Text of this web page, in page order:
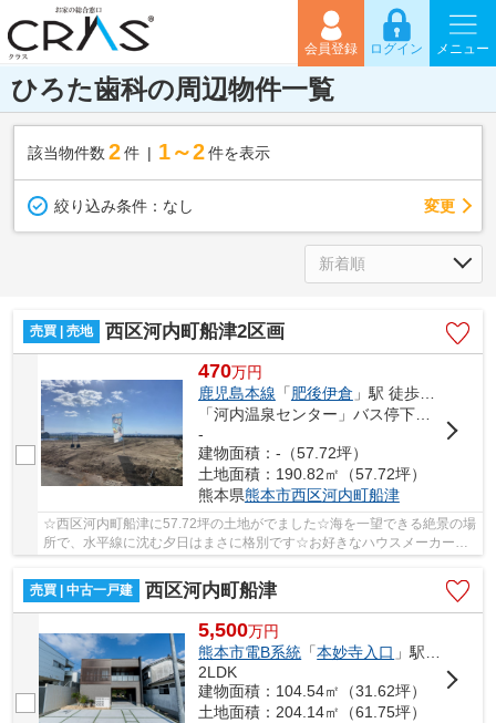
会員登録 ログイン メニュー
ひろた歯科の周辺物件一覧
該当物件数 2件 1～2 件を表示
絞り込み条件： なし 変更
売買 | 売地 西区河内町船津2区画
470万円
鹿児島本線 「肥後伊倉 」駅 徒歩99分
「河内温泉センター」バス停下車 徒歩4分
-
建物面積：-（57.72坪）
土地面積：190.82㎡（57.72坪）
熊本県熊本市西区河内町船津
☆西区河内町船津に57.72坪の土地がでました☆海を一望できる絶景の場
所で、水平線に沈む夕日はまさに格別です☆お好きなハウスメーカーで
売買 | 中古一戸建
西区河内町船津
5,500万円
熊本市電B系統 「本妙寺入口 」駅 バス32分 「河内温泉センター」 停歩2分
2LDK
建物面積：104.54㎡（31.62坪）
土地面積：204.14㎡（61.75坪）